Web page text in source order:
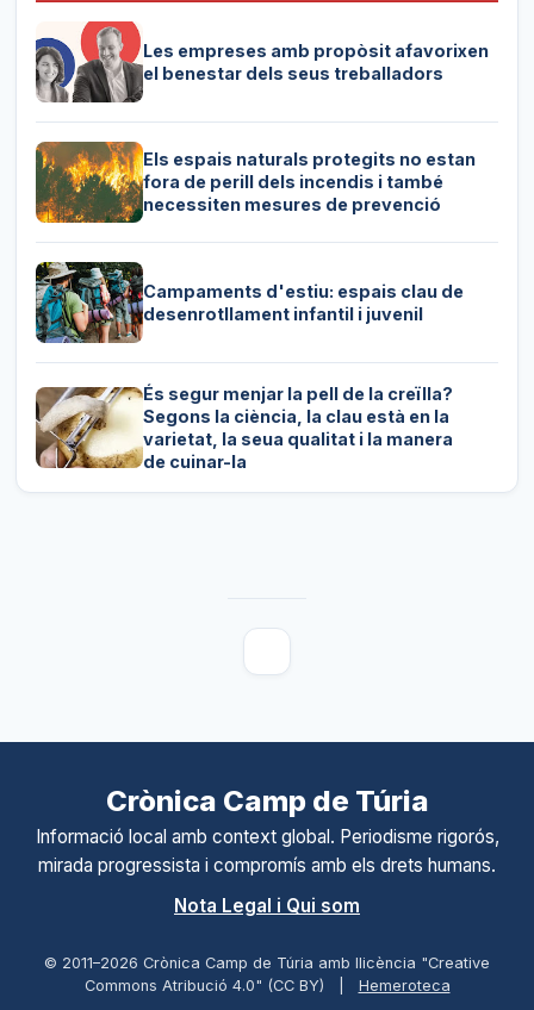
Les empreses amb propòsit afavorixen
el benestar dels seus treballadors
Els espais naturals protegits no estan
fora de perill dels incendis i també
necessiten mesures de prevenció
Campaments d'estiu: espais clau de
desenrotllament infantil i juvenil
És segur menjar la pell de la creïlla?
Segons la ciència, la clau està en la
varietat, la seua qualitat i la manera
de cuinar-la
Crònica Camp de Túria
Informació local amb context global. Periodisme rigorós,
mirada progressista i compromís amb els drets humans.
Nota Legal i Qui som
© 2011–2026 Crònica Camp de Túria amb llicència "Creative
Commons Atribució 4.0" (CC BY)
Hemeroteca